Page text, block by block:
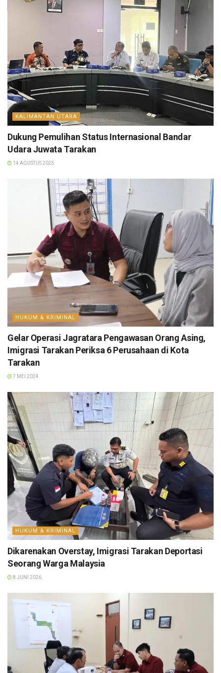
KALIMANTAN UTARA
Dukung Pemulihan Status Internasional Bandar
Udara Juwata Tarakan
14 AGUSTUS 2025
HUKUM & KRIMINAL
Gelar Operasi Jagratara Pengawasan Orang Asing,
Imigrasi Tarakan Periksa 6 Perusahaan di Kota
Tarakan
7 MEI 2024
HUKUM & KRIMINAL
Dikarenakan Overstay, Imigrasi Tarakan Deportasi
Seorang Warga Malaysia
8 JUNI 2026